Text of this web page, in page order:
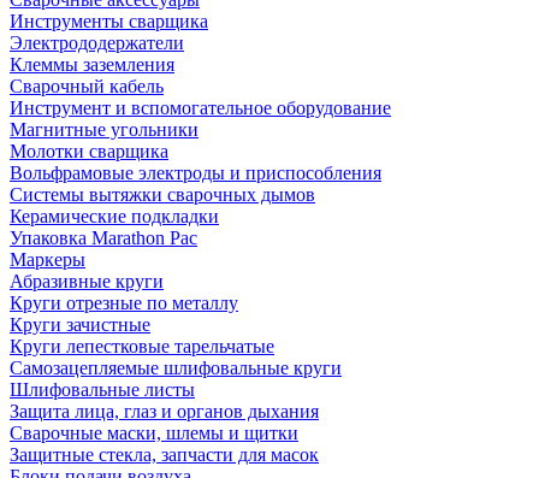
Инструменты сварщика
Электрододержатели
Клеммы заземления
Сварочный кабель
Инструмент и вспомогательное оборудование
Магнитные угольники
Молотки сварщика
Вольфрамовые электроды и приспособления
Системы вытяжки сварочных дымов
Керамические подкладки
Упаковка Marathon Pac
Маркеры
Абразивные круги
Круги отрезные по металлу
Круги зачистные
Круги лепестковые тарельчатые
Самозацепляемые шлифовальные круги
Шлифовальные листы
Защита лица, глаз и органов дыхания
Сварочные маски, шлемы и щитки
Защитные стекла, запчасти для масок